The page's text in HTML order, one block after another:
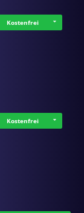
Kostenfrei
Kostenfrei